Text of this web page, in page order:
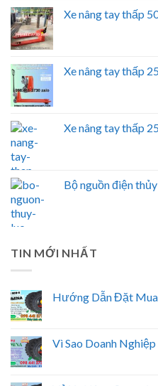
Xe nâng tay thấp
Xe nâng tay thấp
Xe nâng tay thấp
Bộ nguồn điện
TIN MỚI NHẤT
Hướng Dẫn Đặt Mua
Vì Sao Doanh